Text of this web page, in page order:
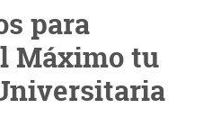
para
Máximo tu